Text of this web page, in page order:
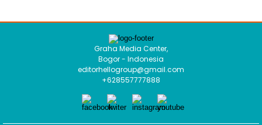
Graha Media Center,
Bogor - Indonesia
editorhellogroup@gmail.com
+628557777888